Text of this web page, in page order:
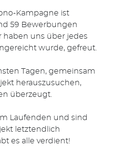
Kampagne ist
59 Bewerbungen
uns über jedes
wurde, gefreut.
Tagen, gemeinsam
herauszusuchen,
überzeugt.
Laufenden und sind
letztendlich
es alle verdient!